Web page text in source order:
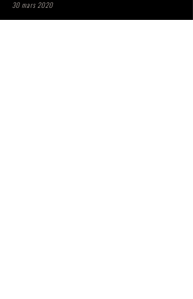
30 mars 2020